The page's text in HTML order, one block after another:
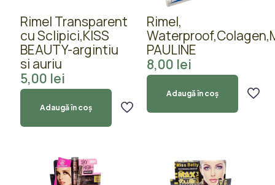
Rimel Transparent
cu Sclipici,KISS
BEAUTY-argintiu
si auriu
5,00 lei
Adaugă în coș
Rimel,
PAULINE
8,00 lei
Adaugă în coș